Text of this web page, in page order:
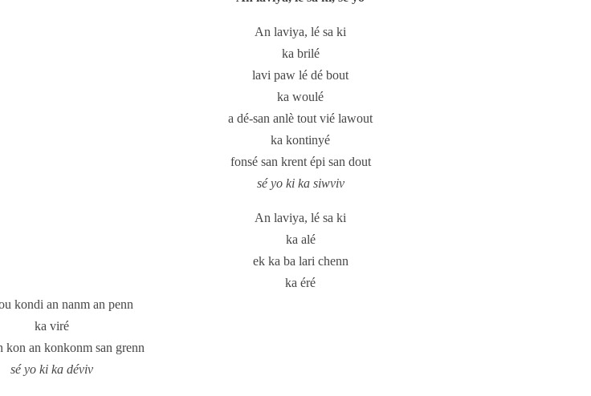
An laviya, lé sa ki
ka brilé
lavi paw lé dé bout
ka woulé
a dé-san anlè tout vié lawout
ka kontinyé
fonsé san krent épi san dout
sé yo ki ka siwviv
An laviya, lé sa ki
ka alé
ek ka ba lari chenn
ka éré
kondi an nanm an penn
ka viré
kon an konkonm san grenn
sé yo ki ka déviv